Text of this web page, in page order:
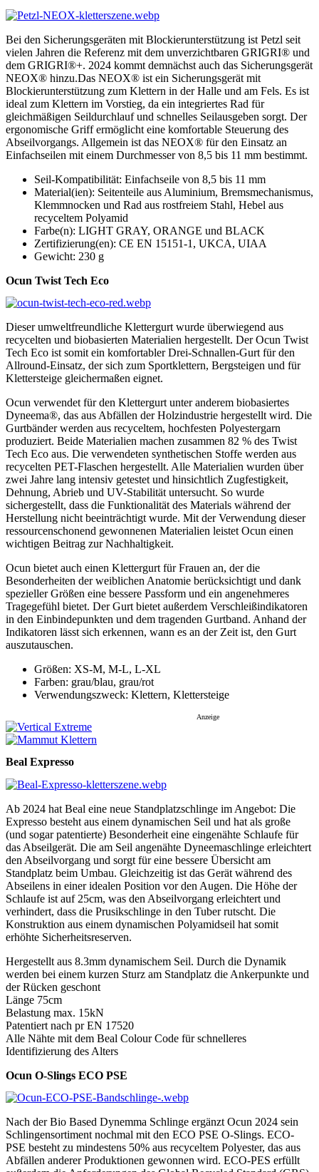
Bei den Sicherungsgeräten mit Blockierunterstützung ist Petzl seit
vielen Jahren die Referenz mit dem unverzichtbaren GRIGRI® und
dem GRIGRI®+. 2024 kommt demnächst auch das Sicherungsgerät
NEOX® hinzu.Das NEOX® ist ein Sicherungsgerät mit
Blockierunterstützung zum Klettern in der Halle und am Fels. Es ist
ideal zum Klettern im Vorstieg, da ein integriertes Rad für
gleichmäßigen Seildurchlauf und schnelles Seilausgeben sorgt. Der
ergonomische Griff ermöglicht eine komfortable Steuerung des
Abseilvorgangs. Allgemein ist das NEOX® für den Einsatz an
Einfachseilen mit einem Durchmesser von 8,5 bis 11 mm bestimmt.
Seil-Kompatibilität: Einfachseile von 8,5 bis 11 mm
Material(ien): Seitenteile aus Aluminium, Bremsmechanismus,
Klemmnocken und Rad aus rostfreiem Stahl, Hebel aus
recyceltem Polyamid
Farbe(n): LIGHT GRAY, ORANGE und BLACK
Zertifizierung(en): CE EN 15151-1, UKCA, UIAA
Gewicht: 230 g
Ocun Twist Tech Eco
Dieser umweltfreundliche Klettergurt wurde überwiegend aus
recycelten und biobasierten Materialien hergestellt. Der Ocun Twist
Tech Eco ist somit ein komfortabler Drei-Schnallen-Gurt für den
Allround-Einsatz, der sich zum Sportklettern, Bergsteigen und für
Klettersteige gleichermaßen eignet.
Ocun verwendet für den Klettergurt unter anderem biobasiertes
Dyneema®, das aus Abfällen der Holzindustrie hergestellt wird. Die
Gurtbänder werden aus recyceltem, hochfesten Polyestergarn
produziert. Beide Materialien machen zusammen 82 % des Twist
Tech Eco aus. Die verwendeten synthetischen Stoffe werden aus
recycelten PET-Flaschen hergestellt. Alle Materialien wurden über
zwei Jahre lang intensiv getestet und hinsichtlich Zugfestigkeit,
Dehnung, Abrieb und UV-Stabilität untersucht. So wurde
sichergestellt, dass die Funktionalität des Materials während der
Herstellung nicht beeinträchtigt wurde. Mit der Verwendung dieser
ressourcenschonend gewonnenen Materialien leistet Ocun einen
wichtigen Beitrag zur Nachhaltigkeit.
Ocun bietet auch einen Klettergurt für Frauen an, der die
Besonderheiten der weiblichen Anatomie berücksichtigt und dank
spezieller Größen eine bessere Passform und ein angenehmeres
Tragegefühl bietet. Der Gurt bietet außerdem Verschleißindikatoren
in den Einbindepunkten und dem tragenden Gurtband. Anhand der
Indikatoren lässt sich erkennen, wann es an der Zeit ist, den Gurt
auszutauschen.
Größen: XS-M, M-L, L-XL
Farben: grau/blau, grau/rot
Verwendungszweck: Klettern, Klettersteige
Anzeige
Beal Expresso
Ab 2024 hat Beal eine neue Standplatzschlinge im Angebot: Die
Expresso besteht aus einem dynamischen Seil und hat als große
(und sogar patentierte) Besonderheit eine eingenähte Schlaufe für
das Abseilgerät. Die am Seil angenähte Dyneemaschlinge erleichtert
den Abseilvorgang und sorgt für eine bessere Übersicht am
Standplatz beim Umbau. Gleichzeitig ist das Gerät während des
Abseilens in einer idealen Position vor den Augen. Die Höhe der
Schlaufe ist auf 25cm, was den Abseilvorgang erleichtert und
verhindert, dass die Prusikschlinge in den Tuber rutscht. Die
Konstruktion aus einem dynamischen Polyamidseil hat somit
erhöhte Sicherheitsreserven.
Hergestellt aus 8.3mm dynamischem Seil. Durch die Dynamik
werden bei einem kurzen Sturz am Standplatz die Ankerpunkte und
der Rücken geschont
Länge 75cm
Belastung max. 15kN
Patentiert nach pr EN 17520
Alle Nähte mit dem Beal Colour Code für schnelleres
Identifizierung des Alters
Ocun O-Slings ECO PSE
Nach der Bio Based Dynemma Schlinge ergänzt Ocun 2024 sein
Schlingensortiment nochmal mit den ECO PSE O-Slings. ECO-
PSE besteht zu mindestens 50% aus recyceltem Polyester, das aus
Abfällen anderer Produktionen gewonnen wird. ECO-PES erfüllt